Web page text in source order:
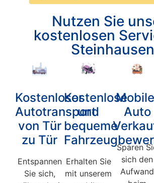
Nutzen Sie
kostenlosen
Steinhausen
Kostenloser
Autotransport
von Tür
zu Tür
Entspannen
Sie sich,
Kostenlose
und
bequeme
Erhalten Sie
mit unserem
Auto
Sparen
sich den
Aufwand